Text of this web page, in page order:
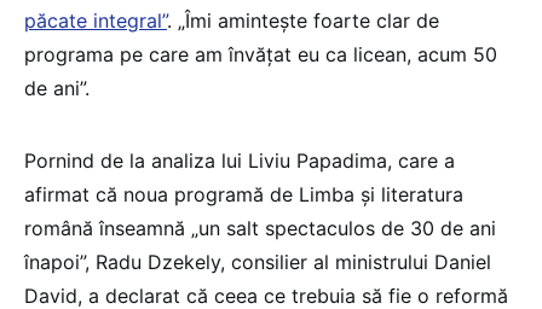
păcate integral”. „Îmi amintește foarte clar de
programa pe care am învățat eu ca licean, acum 50
de ani”.
Pornind de la analiza lui Liviu Papadima, care a
afirmat că noua programă de Limba și literatura
română înseamnă „un salt spectaculos de 30 de ani
înapoi”, Radu Dzekely, consilier al ministrului Daniel
David, a declarat că ceea ce trebuia să fie o reformă